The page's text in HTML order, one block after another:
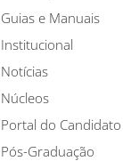
Guias e Manuais
Institucional
Notícias
Núcleos
Portal do Candidato
Pós-Graduação